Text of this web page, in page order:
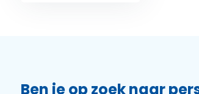
Ben je op zoek naar